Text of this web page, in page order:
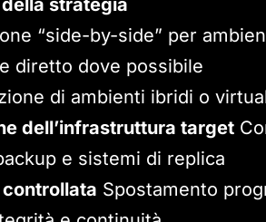
strategia
“side-by-side” per
diretto dove possibile
di ambienti ibridi o
dell’infrastruttura target
e sistemi di replica
Spostamento